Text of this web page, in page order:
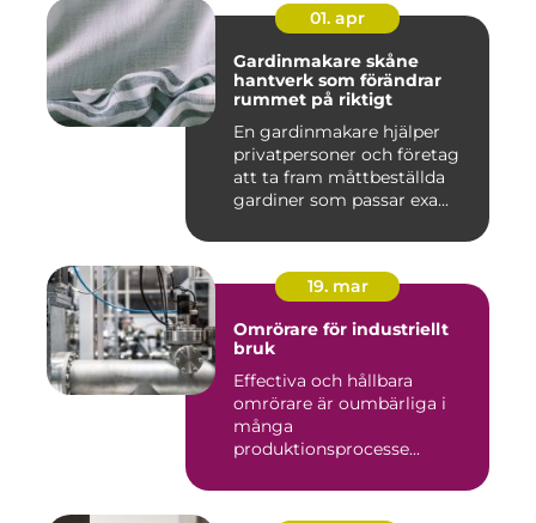
01. apr
Gardinmakare skåne
hantverk som förändrar
rummet på riktigt
En gardinmakare hjälper
privatpersoner och företag
att ta fram måttbeställda
gardiner som passar exa...
19. mar
Omrörare för industriellt
bruk
Effectiva och hållbara
omrörare är oumbärliga i
många
produktionsprocesse...